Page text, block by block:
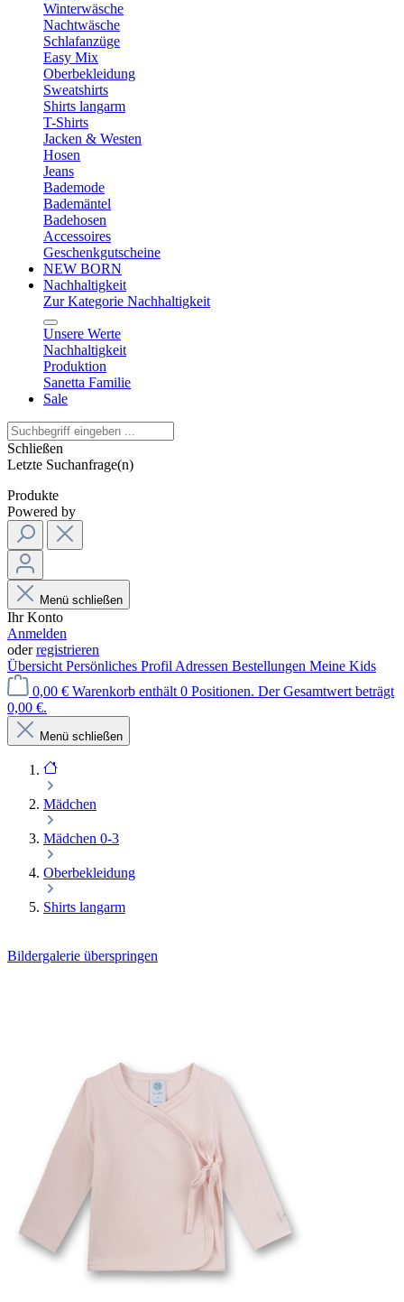
Winterwäsche
Nachtwäsche
Schlafanzüge
Easy Mix
Oberbekleidung
Sweatshirts
Shirts langarm
T-Shirts
Jacken & Westen
Hosen
Jeans
Bademode
Bademäntel
Badehosen
Accessoires
Geschenkgutscheine
NEW BORN
Nachhaltigkeit
Zur Kategorie Nachhaltigkeit
Unsere Werte
Nachhaltigkeit
Produktion
Sanetta Familie
Sale
Schließen
Letzte Suchanfrage(n)
Produkte
Powered by
Menü schließen
Ihr Konto
Anmelden
oderregistrieren
Übersicht Persönliches Profil Adressen Bestellungen Meine Kids
0,00 € Warenkorb enthält 0 Positionen. Der Gesamtwert beträgt
0,00 €.
Menü schließen
Mädchen
Mädchen 0-3
Oberbekleidung
Shirts langarm
Bildergalerie überspringen